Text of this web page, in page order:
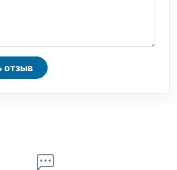
Отправить отзыв